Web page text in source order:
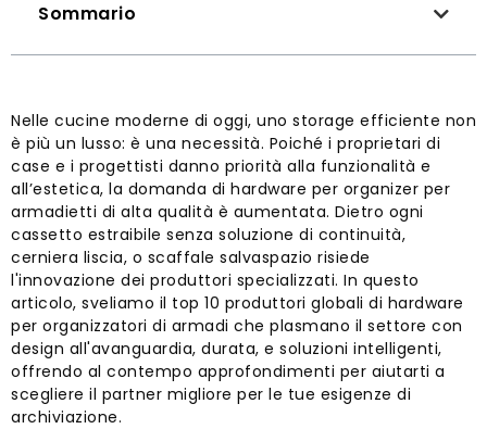
Sommario
Nelle cucine moderne di oggi, uno storage efficiente non
è più un lusso: è una necessità. Poiché i proprietari di
case e i progettisti danno priorità alla funzionalità e
all’estetica, la domanda di hardware per organizer per
armadietti di alta qualità è aumentata. Dietro ogni
cassetto estraibile senza soluzione di continuità,
cerniera liscia, o scaffale salvaspazio risiede
l'innovazione dei produttori specializzati. In questo
articolo, sveliamo il top 10 produttori globali di hardware
per organizzatori di armadi che plasmano il settore con
design all'avanguardia, durata, e soluzioni intelligenti,
offrendo al contempo approfondimenti per aiutarti a
scegliere il partner migliore per le tue esigenze di
archiviazione.